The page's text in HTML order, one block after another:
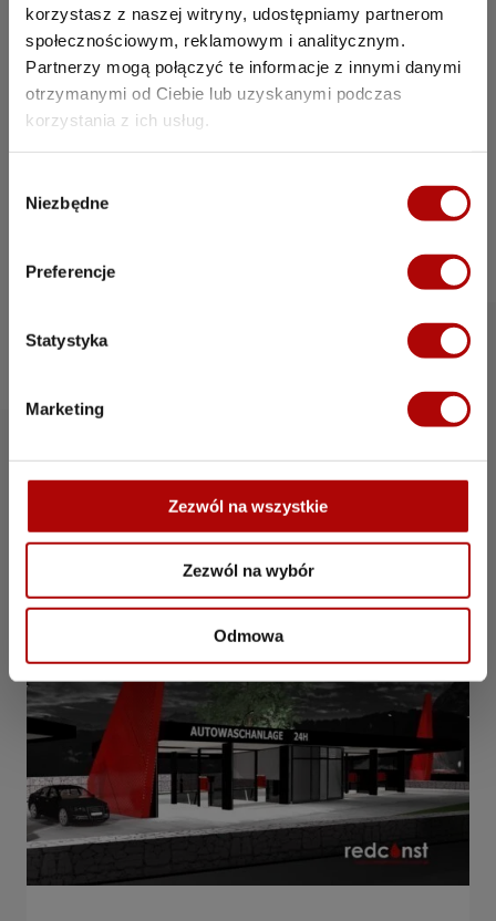
korzystasz z naszej witryny, udostępniamy partnerom
społecznościowym, reklamowym i analitycznym.
Partnerzy mogą połączyć te informacje z innymi danymi
otrzymanymi od Ciebie lub uzyskanymi podczas
korzystania z ich usług.
Niezbędne
Preferencje
Statystyka
Marketing
Zezwól na wszystkie
Zezwól na wybór
Odmowa
zanim zbudowałem
pierwszą myjnię
Odbierz bezpłatnie ebooka i nie
popełnij błędów, które mogą
zaszkodzić Twojej myjni
bezdotykowej.
Warto przeczytać